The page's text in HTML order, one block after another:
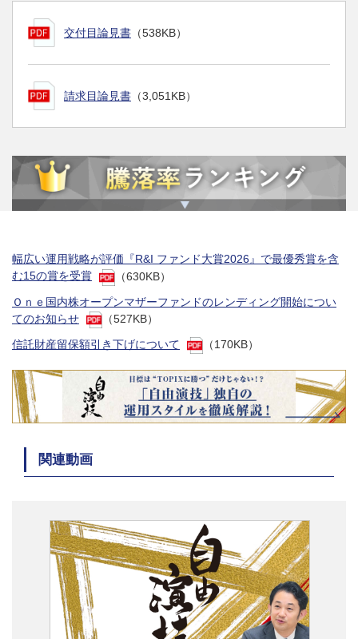
交付目論見書 （538KB）
請求目論見書 （3,051KB）
幅広い運用戦略が評価『R&I ファンド大賞2026』で最優秀賞を含
む15の賞を受賞
（630KB）
Ｏｎｅ国内株オープンマザーファンドのレンディング開始につい
てのお知らせ
（527KB）
信託財産留保額引き下げについて
（170KB）
関連動画